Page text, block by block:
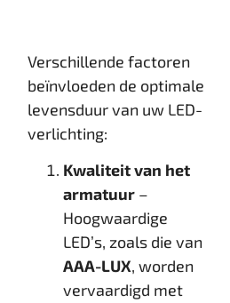
Verschillende factoren
beïnvloeden de optimale
levensduur van uw LED-
verlichting:
Kwaliteit van het
armatuur –
Hoogwaardige
LED’s, zoals die van
AAA-LUX, worden
vervaardigd met